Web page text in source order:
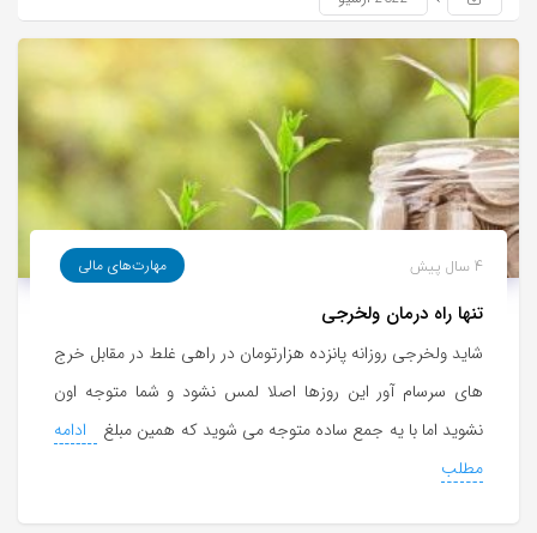
خریدار واقعی*
جوان شو
مهارت‌های مالی 4 سال پیش
تنها راه درمان ولخرجی
شاید ولخرجی روزانه پانزده هزارتومان در راهی غلط در مقابل خرج
های سرسام آور این روزها اصلا لمس نشود و شما متوجه اون
نشوید اما با یه جمع ساده متوجه می شوید که همین مبلغ
ادامه
مطلب